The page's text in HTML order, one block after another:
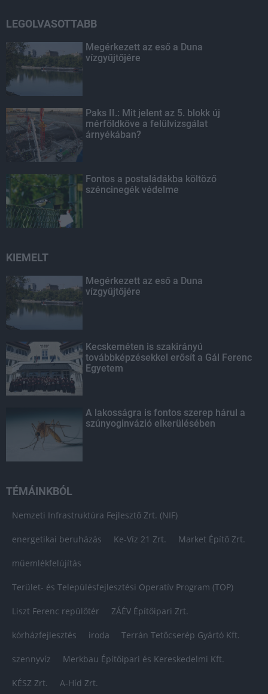
LEGOLVASOTTABB
Megérkezett az eső a Duna
vízgyűjtőjére
Paks II.: Mit jelent az 5. blokk új
mérföldköve a felülvizsgálat
árnyékában?
Fontos a postaládákba költöző
széncinegék védelme
KIEMELT
Megérkezett az eső a Duna
vízgyűjtőjére
Kecskeméten is szakirányú
továbbképzésekkel erősít a Gál Ferenc
Egyetem
A lakosságra is fontos szerep hárul a
szúnyoginvázió elkerülésében
TÉMÁINKBÓL
Nemzeti Infrastruktúra Fejlesztő Zrt. (NIF)
energetikai beruházás Ke-Víz 21 Zrt. Market Építő Zrt.
műemlékfelújítás
Terület- és Településfejlesztési Operatív Program (TOP)
Liszt Ferenc repülőtér ZÁÉV Építőipari Zrt.
kórházfejlesztés iroda Terrán Tetőcserép Gyártó Kft.
szennyvíz Merkbau Építőipari és Kereskedelmi Kft.
KÉSZ Zrt. A-Híd Zrt.